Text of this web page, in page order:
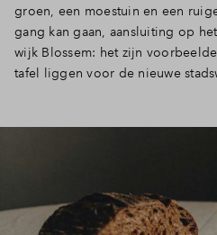
groen, een moestuin en een
gang kan gaan, aansluiting op
wijk Blossem: het zijn
tafel liggen voor de nieuwe